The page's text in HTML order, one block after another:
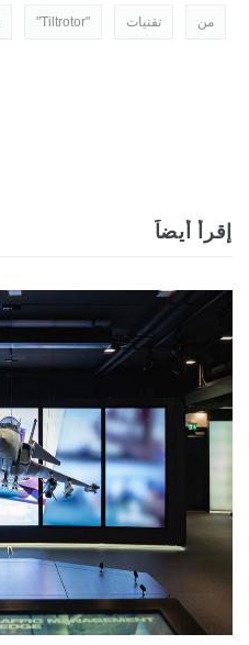
من تقنيات "Tiltrotor"
إقرأ أيضاً